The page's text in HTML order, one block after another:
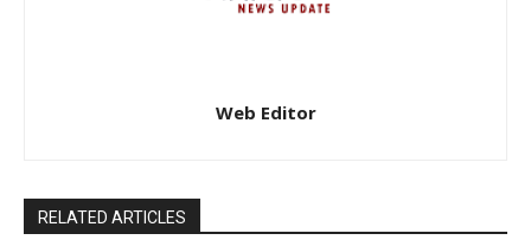
Web Editor
RELATED ARTICLES